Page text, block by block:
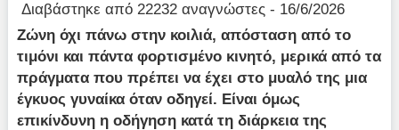
Διαβάστηκε από 22232 αναγνώστες - 16/6/2026
Ζώνη όχι πάνω στην κοιλιά, απόσταση από το
τιμόνι και πάντα φορτισμένο κινητό, μερικά από τα
πράγματα που πρέπει να έχει στο μυαλό της μια
έγκυος γυναίκα όταν οδηγεί. Είναι όμως
επικίνδυνη η οδήγηση κατά τη διάρκεια της